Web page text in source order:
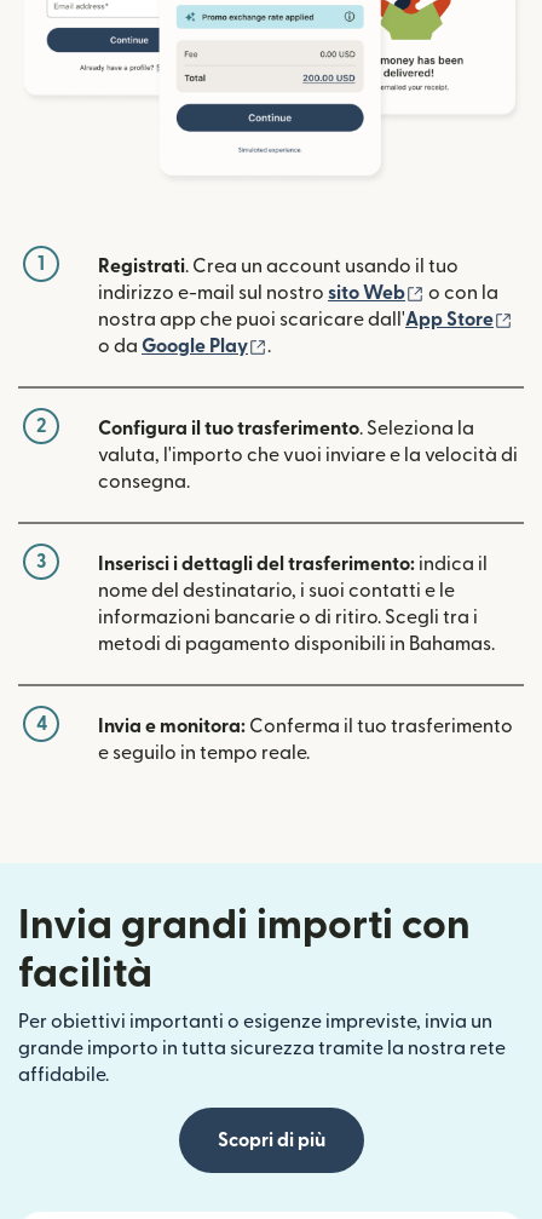
1 Registrati. Crea un account usando il tuo
indirizzo e-mail sul nostro sito Web (si apre in
o con la
nostra app che puoi scaricare dall'App Store
o da Google Play .
2 Configura il tuo trasferimento. Seleziona la
valuta, l'importo che vuoi inviare e la velocità di
consegna.
3 Inserisci i dettagli del trasferimento: indica il
nome del destinatario, i suoi contatti e le
informazioni bancarie o di ritiro. Scegli tra i
metodi di pagamento disponibili in Bahamas.
4 Invia e monitora: Conferma il tuo trasferimento
e seguilo in tempo reale.
Invia grandi importi con
facilità
Per obiettivi importanti o esigenze impreviste, invia un
grande importo in tutta sicurezza tramite la nostra rete
affidabile.
Scopri di più